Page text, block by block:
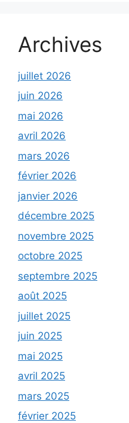
Archives
juillet 2026
juin 2026
mai 2026
avril 2026
mars 2026
février 2026
janvier 2026
décembre 2025
novembre 2025
octobre 2025
septembre 2025
août 2025
juillet 2025
juin 2025
mai 2025
avril 2025
mars 2025
février 2025